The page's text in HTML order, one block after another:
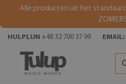
Alle producten uit het
HULPLIJN +48 32 700 37 99 EMAIL: